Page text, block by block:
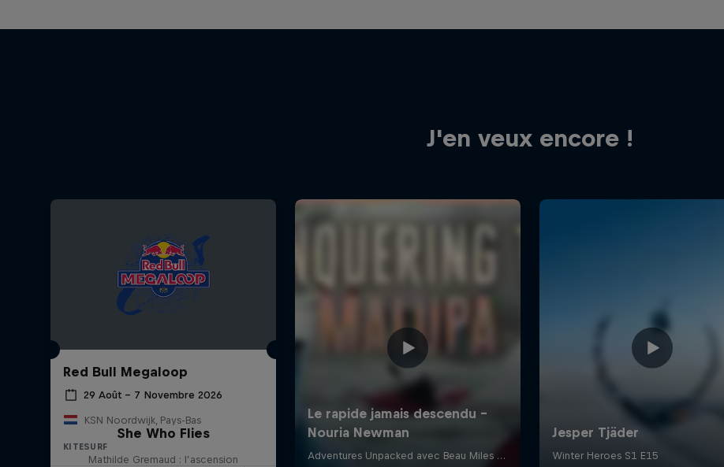
J'en veux encore !
Red Bull Megaloop
29 Août – 7 Novembre 2026
KSN Noordwijk, Pays-Bas
KITESURF
She Who Flies
Mathilde Gremaud : l’ascension